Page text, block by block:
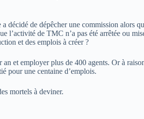
de dépêcher une commission alors
de TMC n’a pas été arrêtée ou
et des emplois à créer ?
et employer plus de 400 agents. Or à
pour une centaine d’emplois.
mortels à deviner.